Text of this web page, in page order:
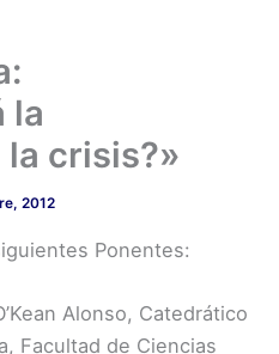
la
crisis?»
2012
Ponentes:
Alonso, Catedrático
Facultad de Ciencias